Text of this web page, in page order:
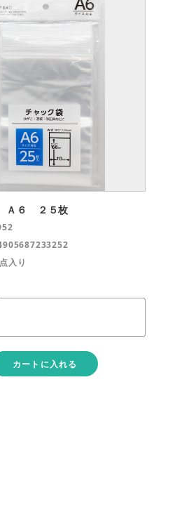
Ａ６ ２５枚
入り
カートに入れる